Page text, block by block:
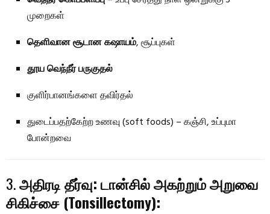
முறைகள்
தெளிவான சூடான கஷாயம், சூப்புகள்
தூய வெந்நீர் பருகுதல்
குளிர்பானங்களை தவிர்தல்
துடைப்பதற்கேற்ற உணவு (soft foods) – கஞ்சி, உப்புமா
போன்றவை
3.அதிரடி தீர்வு: டான்சில் அகற்றும் அறுவை
சிகிச்சை (Tonsillectomy):